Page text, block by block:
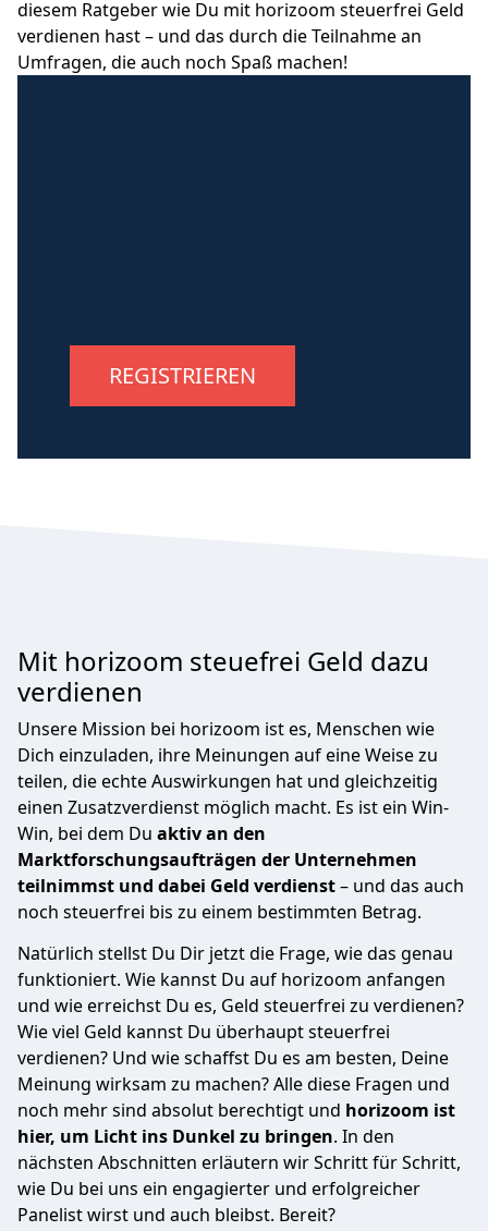
diesem Ratgeber wie Du mit horizoom steuerfrei Geld
verdienen hast – und das durch die Teilnahme an
Umfragen, die auch noch Spaß machen!
REGISTRIEREN
Mit horizoom steuefrei Geld dazu
verdienen
Unsere Mission bei horizoom ist es, Menschen wie
Dich einzuladen, ihre Meinungen auf eine Weise zu
teilen, die echte Auswirkungen hat und gleichzeitig
einen Zusatzverdienst möglich macht. Es ist ein Win-
Win, bei dem Du aktiv an den
Marktforschungsaufträgen der Unternehmen
teilnimmst und dabei Geld verdienst– und das auch
noch steuerfrei bis zu einem bestimmten Betrag.
Natürlich stellst Du Dir jetzt die Frage, wie das genau
funktioniert. Wie kannst Du auf horizoom anfangen
und wie erreichst Du es, Geld steuerfrei zu verdienen?
Wie viel Geld kannst Du überhaupt steuerfrei
verdienen? Und wie schaffst Du es am besten, Deine
Meinung wirksam zu machen? Alle diese Fragen und
noch mehr sind absolut berechtigt und horizoom ist
hier, um Licht ins Dunkel zu bringen. In den
nächsten Abschnitten erläutern wir Schritt für Schritt,
wie Du bei uns ein engagierter und erfolgreicher
Panelist wirst und auch bleibst. Bereit?